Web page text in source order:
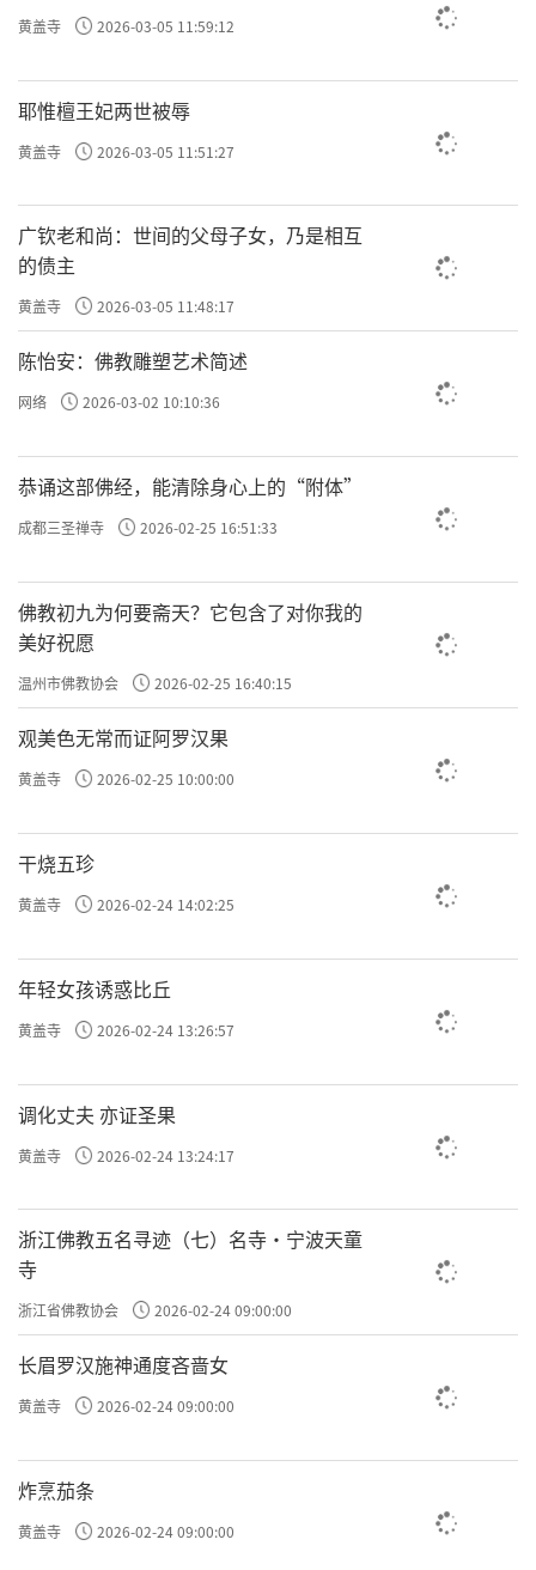
黄盖寺 2026-03-05 11:59:12
耶惟檀王妃两世被辱
黄盖寺 2026-03-05 11:51:27
广钦老和尚：世间的父母子女，乃是相互
的债主
黄盖寺 2026-03-05 11:48:17
陈怡安：佛教雕塑艺术简述
网络 2026-03-02 10:10:36
恭诵这部佛经，能清除身心上的“附体”
成都三圣禅寺 2026-02-25 16:51:33
佛教初九为何要斋天？它包含了对你我的
美好祝愿
温州市佛教协会 2026-02-25 16:40:15
观美色无常而证阿罗汉果
黄盖寺 2026-02-25 10:00:00
干烧五珍
黄盖寺 2026-02-24 14:02:25
年轻女孩诱惑比丘
黄盖寺 2026-02-24 13:26:57
调化丈夫 亦证圣果
黄盖寺 2026-02-24 13:24:17
浙江佛教五名寻迹（七）名寺·宁波天童
寺
浙江省佛教协会 2026-02-24 09:00:00
长眉罗汉施神通度吝啬女
黄盖寺 2026-02-24 09:00:00
炸烹茄条
黄盖寺 2026-02-24 09:00:00